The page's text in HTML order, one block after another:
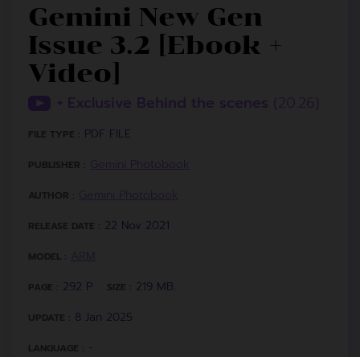
Gemini New Gen
Issue 3.2 [Ebook +
Video]
FILE TYPE : PDF FILE
PUBLISHER :
AUTHOR :
RELEASE DATE : 22 Nov 2021
MODEL :
PAGE : 292 P. SIZE : 219 MB.
UPDATE : 8 Jan 2025
LANGUAGE : -